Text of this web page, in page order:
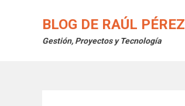
BLOG DE RAÚL PÉREZ
Gestión, Proyectos y Tecnología